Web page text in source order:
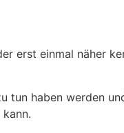
erst einmal näher
haben werden